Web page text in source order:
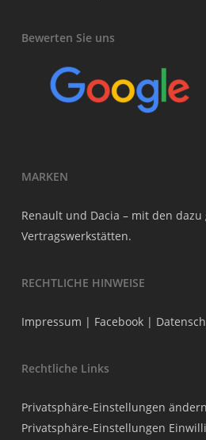
Bewerten Sie uns
MARKEN
Renault und Dacia – mit den dazu
Vertragswerkstätten.
RECHTLICHE HINWEISE
Impressum | Facebook|
Rechtliche Links
Privatsphäre-Einstellungen ändern
Privatsphäre-Einstellungen